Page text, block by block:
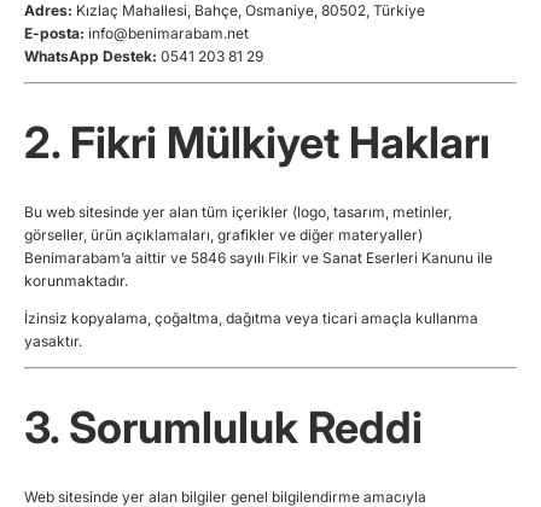
Adres: Kızlaç Mahallesi, Bahçe, Osmaniye, 80502, Türkiye
E-posta: info@benimarabam.net
WhatsApp Destek: 0541 203 81 29
2. Fikri Mülkiyet Hakları
Bu web sitesinde yer alan tüm içerikler (logo, tasarım, metinler,
görseller, ürün açıklamaları, grafikler ve diğer materyaller)
Benimarabam’a aittir ve 5846 sayılı Fikir ve Sanat Eserleri Kanunu ile
korunmaktadır.
İzinsiz kopyalama, çoğaltma, dağıtma veya ticari amaçla kullanma
yasaktır.
3. Sorumluluk Reddi
Web sitesinde yer alan bilgiler genel bilgilendirme amacıyla